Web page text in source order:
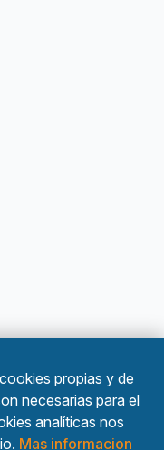
propias y de
necesarias para el
analíticas nos
Mas informacion